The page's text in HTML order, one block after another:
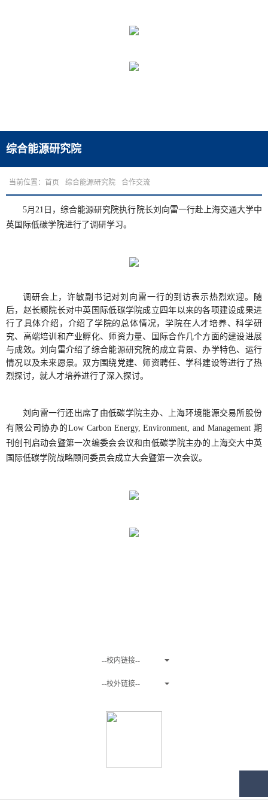
综合能源研究院
当前位置： 首页 综合能源研究院 合作交流
5月21 日，综合能源研究院执行院长刘向雷一行赴上海交通大学中
英国际低碳学院进行了调研学习。
调研会上，许敏副书记对刘向雷一行的到访表示热烈欢迎。随
后，赵长颖院长对中英国际低碳学院成立四年以来的各项建设成果进
行了具体介绍，介绍了学院的总体情况，学院在人才培养、科学研
究、高端培训和产业孵化、师资力量、国际合作几个方面的建设进展
与成效。刘向雷介绍了综合能源研究院的成立背景、办学特色、运行
情况以及未来愿景。双方围绕党建、师资聘任、学科建设等进行了热
烈探讨，就人才培养进行了深入探讨。
刘向雷一行还出席了由低碳学院主办、上海环境能源交易所股份
有限公司协办的Low Carbon Energy, Environment, and Management期
刊创刊启动会暨第一次编委会会议和由低碳学院主办的上海交大中英
国际低碳学院战略顾问委员会成立大会暨第一次会议。
--校内链接--
--校外链接--